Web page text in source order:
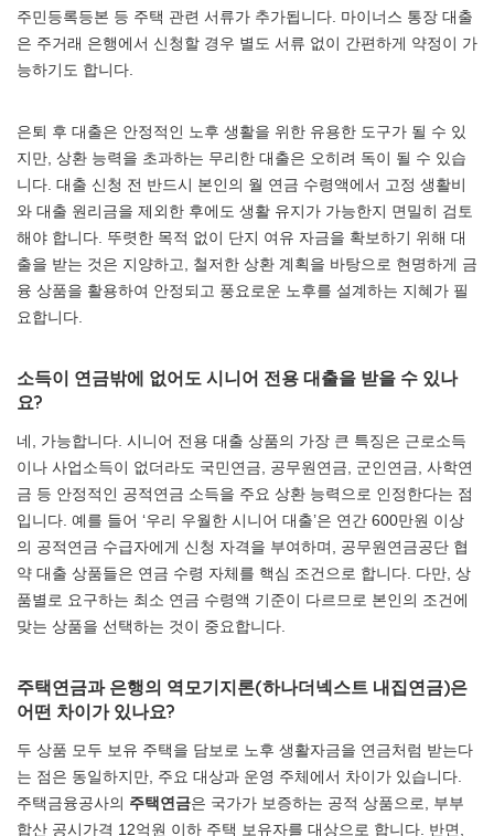
주민등록등본 등 주택 관련 서류가 추가됩니다. 마이너스 통장 대출
은 주거래 은행에서 신청할 경우 별도 서류 없이 간편하게 약정이 가
능하기도 합니다.
은퇴 후 대출은 안정적인 노후 생활을 위한 유용한 도구가 될 수 있
지만, 상환 능력을 초과하는 무리한 대출은 오히려 독이 될 수 있습
니다. 대출 신청 전 반드시 본인의 월 연금 수령액에서 고정 생활비
와 대출 원리금을 제외한 후에도 생활 유지가 가능한지 면밀히 검토
해야 합니다. 뚜렷한 목적 없이 단지 여유 자금을 확보하기 위해 대
출을 받는 것은 지양하고, 철저한 상환 계획을 바탕으로 현명하게 금
융 상품을 활용하여 안정되고 풍요로운 노후를 설계하는 지혜가 필
요합니다.
소득이 연금밖에 없어도 시니어 전용 대출을 받을 수 있나
요?
네, 가능합니다. 시니어 전용 대출 상품의 가장 큰 특징은 근로소득
이나 사업소득이 없더라도 국민연금, 공무원연금, 군인연금, 사학연
금 등 안정적인 공적연금 소득을 주요 상환 능력으로 인정한다는 점
입니다. 예를 들어 ‘우리 우월한 시니어 대출’은 연간 600만원 이상
의 공적연금 수급자에게 신청 자격을 부여하며, 공무원연금공단 협
약 대출 상품들은 연금 수령 자체를 핵심 조건으로 합니다. 다만, 상
품별로 요구하는 최소 연금 수령액 기준이 다르므로 본인의 조건에
맞는 상품을 선택하는 것이 중요합니다.
주택연금과 은행의 역모기지론(하나더넥스트 내집연금)은
어떤 차이가 있나요?
두 상품 모두 보유 주택을 담보로 노후 생활자금을 연금처럼 받는다
는 점은 동일하지만, 주요 대상과 운영 주체에서 차이가 있습니다.
주택금융공사의 주택연금은 국가가 보증하는 공적 상품으로, 부부
합산 공시가격 12억원 이하 주택 보유자를 대상으로 합니다. 반면,